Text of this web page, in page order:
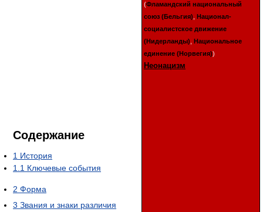
(Фламандский национальный
союз (Бельгия) Национал-
социалистское движение
(Нидерланды) Национальное
единение (Норвегия))
Неонацизм
Содержание
1 История
1.1 Ключевые события
2 Форма
3 Звания и знаки различия